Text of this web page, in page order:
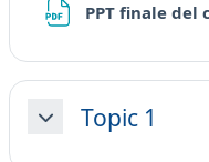
PPT finale del
MinimizzaTopic 1